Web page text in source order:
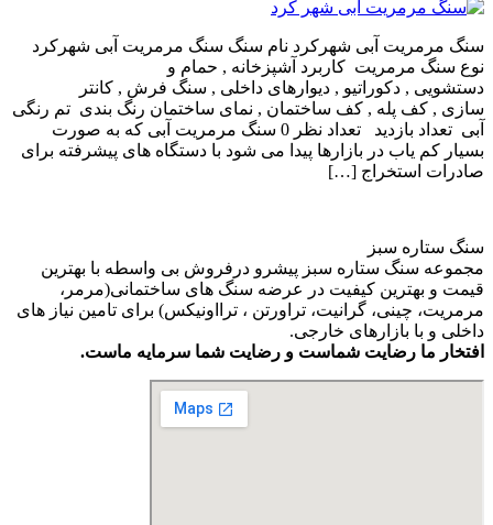
سنگ مرمریت آبی شهرکرد نام سنگ سنگ مرمریت آبی شهرکرد
نوع سنگ مرمریت کاربرد آشپزخانه , حمام و
دستشویی , دکوراتیو , دیوارهای داخلی , سنگ فرش , کانتر
سازی , کف پله , کف ساختمان , نمای ساختمان رنگ بندی تم رنگی
آبی تعداد بازدید تعداد نظر 0 سنگ مرمریت آبی که به صورت
بسیار کم یاب در بازارها پیدا می شود با دستگاه های پیشرفته برای
صادرات استخراج […]
سنگ ستاره سبز
مجموعه سنگ ستاره سبز پیشرو درفروش بی واسطه با بهترین
قیمت و بهترین کیفیت در عرضه سنگ های ساختمانی(مرمر،
مرمریت، چینی، گرانیت، تراورتن ، ترااونیکس) برای تامین نیاز های
داخلی و با بازارهای خارجی.
افتخار ما رضایت شماست و رضایت شما سرمایه ماست.